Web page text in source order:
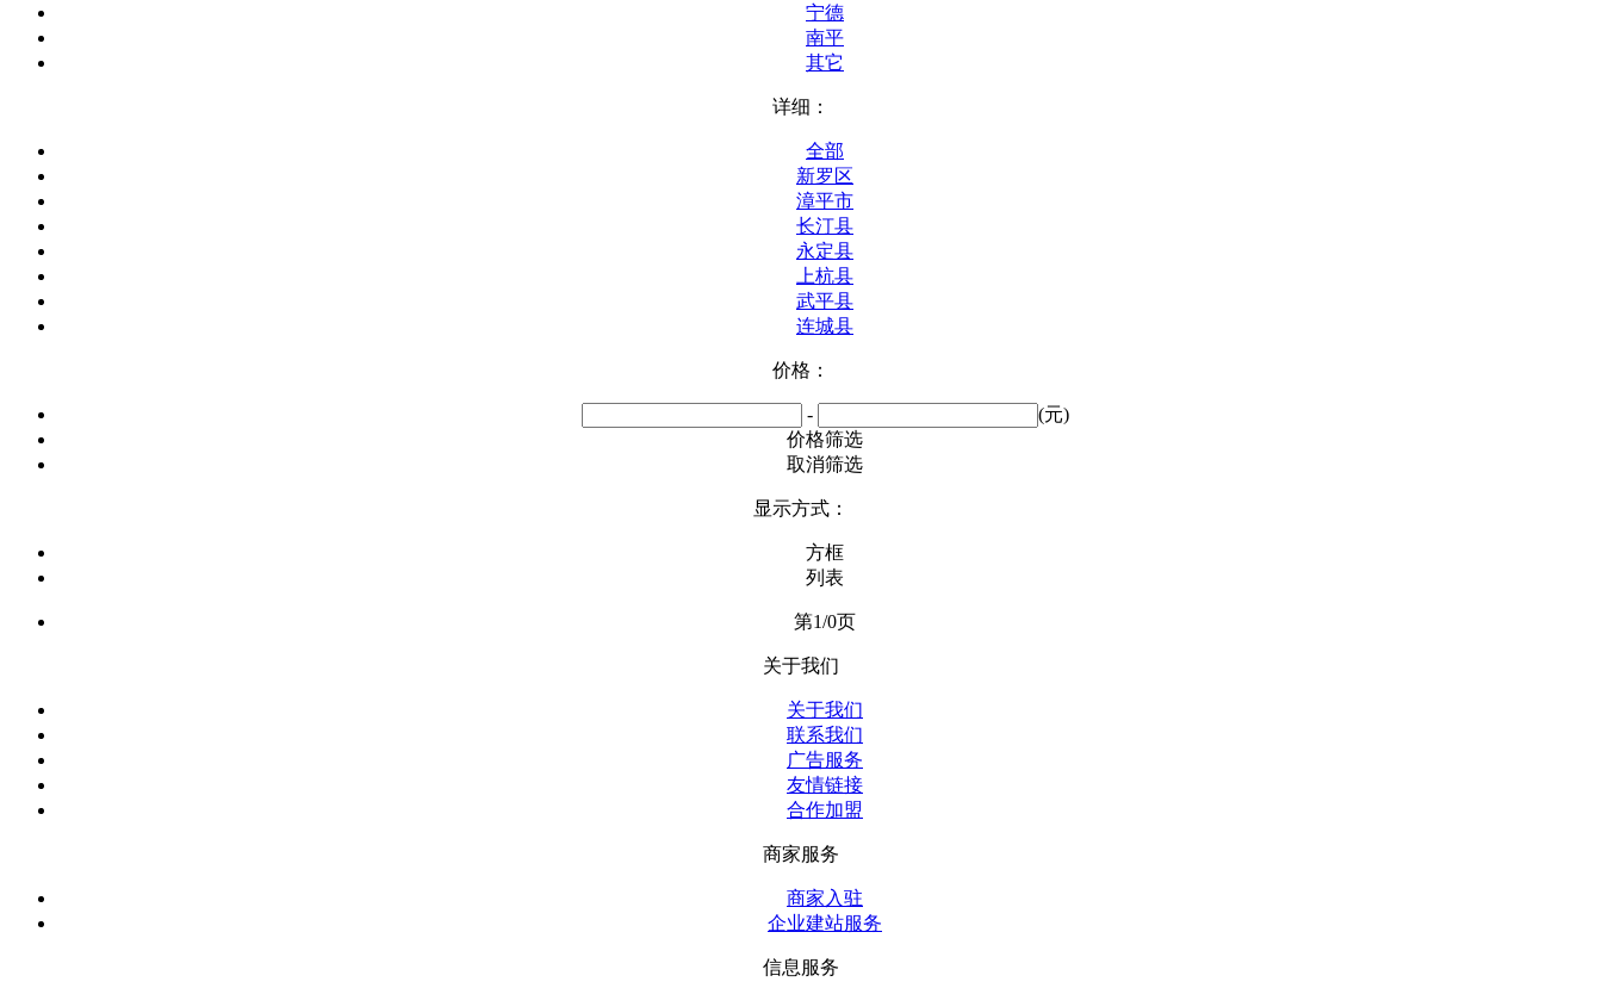
宁德
南平
其它
详细：
全部
新罗区
漳平市
长汀县
永定县
上杭县
武平县
连城县
价格：
-
(元)
价格筛选
取消筛选
显示方式：
方框
列表
第1/0页
关于我们
关于我们
联系我们
广告服务
友情链接
合作加盟
商家服务
商家入驻
企业建站服务
信息服务